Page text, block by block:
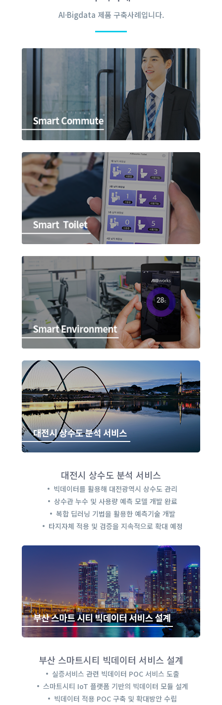
AI·Bigdata 제품 구축사례입니다.
대전시 상수도 분석 서비스
빅데이터를 활용해 대전광역시 상수도 관리
상수관 누수 및 사용량 예측 모델 개발 완료
복합 딥러닝 기법을 활용한 예측기술 개발
타지자체 적용 및 검증을 지속적으로 확대 예정
부산 스마트시티 빅데이터 서비스 설계
실증서비스 관련 빅데이터 POC 서비스 도출
스마트시티 IoT 플랫폼 기반의 빅데이터 모듈 설계
빅데이터 적용 POC 구축 및 확대방안 수립